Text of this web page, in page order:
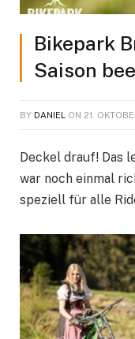
Bikepark
Saison
BY DANIEL ON 21.
Deckel drauf! Das
war noch einmal
speziell für alle